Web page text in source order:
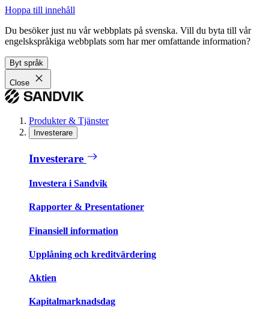
Hoppa till innehåll
Du besöker just nu vår webbplats på svenska. Vill du byta till vår
engelskspråkiga webbplats som har mer omfattande information?
Byt språk
Close
Produkter & Tjänster
Investerare
Investerare
Investera i Sandvik
Rapporter & Presentationer
Finansiell information
Upplåning och kreditvärdering
Aktien
Kapitalmarknadsdag